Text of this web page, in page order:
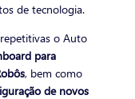
de tecnologia.
o Auto
para
, bem como
de novos